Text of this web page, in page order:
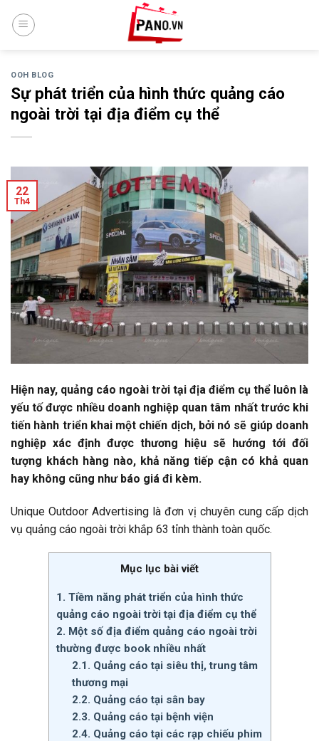
OOH BLOG
Sự phát triển của hình thức quảng cáo
ngoài trời tại địa điểm cụ thể
22
Th4
Hiện nay, quảng cáo ngoài trời tại địa điểm cụ thể luôn là
yếu tố được nhiều doanh nghiệp quan tâm nhất trước khi
tiến hành triển khai một chiến dịch, bởi nó sẽ giúp doanh
nghiệp xác định được thương hiệu sẽ hướng tới đối
tượng khách hàng nào, khả năng tiếp cận có khả quan
hay không cũng như báo giá đi kèm.
Unique Outdoor Advertising là đơn vị chuyên cung cấp dịch
vụ quảng cáo ngoài trời khắp 63 tỉnh thành toàn quốc.
Mục lục bài viết
1. Tiềm năng phát triển của hình thức
quảng cáo ngoài trời tại địa điểm cụ thể
2. Một số địa điểm quảng cáo ngoài trời
thường được book nhiều nhất
2.1. Quảng cáo tại siêu thị, trung tâm
thương mại
2.2. Quảng cáo tại sân bay
2.3. Quảng cáo tại bệnh viện
2.4. Quảng cáo tại các rạp chiếu phim